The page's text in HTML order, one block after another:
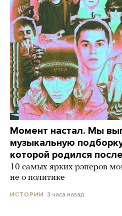
Момент настал. Мы
музыкальную
которой родился
10 самых ярких рэперов
не о политике
ИСТОРИИ 3 часа назад